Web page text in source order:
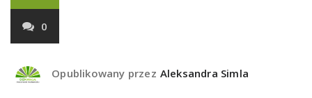
0
Opublikowany przez Aleksandra Simla